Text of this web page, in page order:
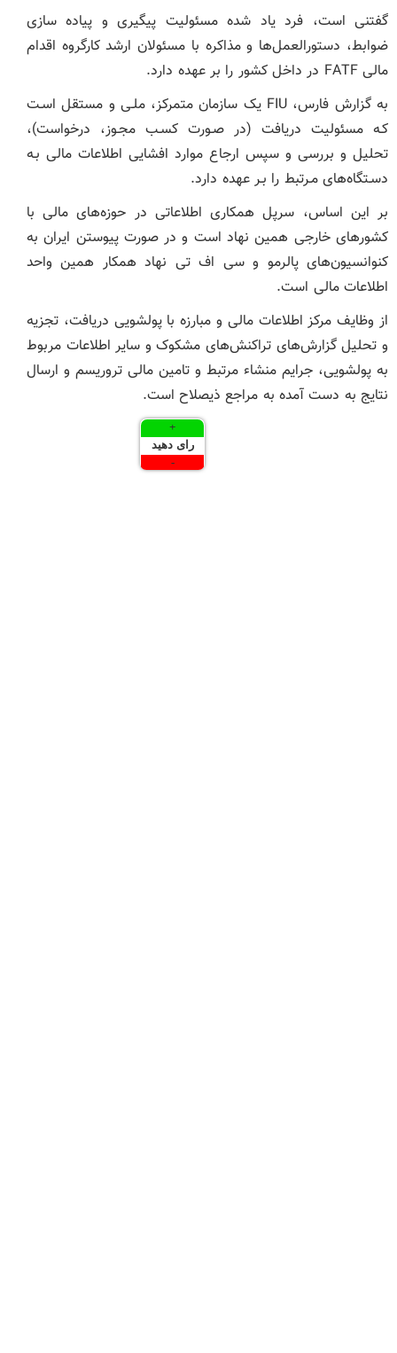
گفتنی است، فرد یاد شده مسئولیت پیگیری و پیاده سازی
ضوابط، دستورالعمل‌ها و مذاکره با مسئولان ارشد کارگروه اقدام
مالی FATF در داخل کشور را بر عهده دارد.
به گزارش فارس، FIU یک سازمان متمرکز، ملـی و مستقل اسـت
کـه مسئولیت دریافت (در صـورت کسـب مجـوز، درخواست)،
تحلیل و بررسی و سپس ارجاع موارد افشایی اطلاعات مالی بـه
دسـتگاه‌های مـرتبط را بـر عهده دارد.
بر این اساس، سرپل همکاری اطلاعاتی در حوزه‌های مالی با
کشورهای خارجی همین نهاد است و در صورت پیوستن ایران به
کنوانسیون‌های پالرمو و سی اف تی نهاد همکار همین واحد
اطلاعات مالی است.
از وظایف مرکز اطلاعات مالی و مبارزه با پولشویی دریافت، تجزیه
و تحلیل گزارش‌های تراکنش‌های مشکوک و سایر اطلاعات مربوط
به پولشویی، جرایم منشاء مرتبط و تامین مالی تروریسم و ارسال
نتایج به دست آمده به مراجع ذیصلاح است.
+
رای دهید
-